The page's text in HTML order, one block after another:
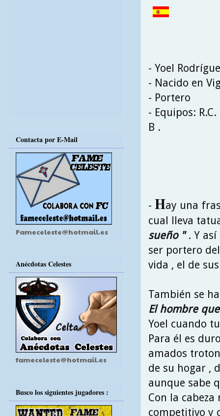
- Yoel
- Nacido en
- Portero
- Equipos:
B .
- Hay una
cual lleva
sueño ". Y así
ser portero
vida , el de
También se
El hombre
Yoel cuando
Para él es
amados
de su hogar ,
aunque sabe
Con la
competitivo y
Contacta por E-Mail
Fameceleste@hotmail.es
Anécdotas Celestes
fameceleste@hotmail.es
Busco los siguientes jugadores :